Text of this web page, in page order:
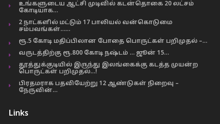
உங்களுடைய ஆட்சி முடிவில் கடன்தொகை 20 லட்சம்
கோடியாக…
2 நாட்களில் மட்டும் 17 பாலியல் வன்கொடுமை
சம்பவங்கள்……
ரூ.5 கோடி மதிப்பிலான போதை பொருட்கள் பறிமுதல் –…
வருடத்திற்கு ரூ.800 கோடி நஷ்டம் … ஜூன் 15…
தூத்துக்குடியில் இருந்து இலங்கைக்கு கடத்த முயன்ற
பொருட்கள் பறிமுதல்…!
பிரதமராக பதவியேற்று 12 ஆண்டுகள் நிறைவு –
நேருவின்…
Links